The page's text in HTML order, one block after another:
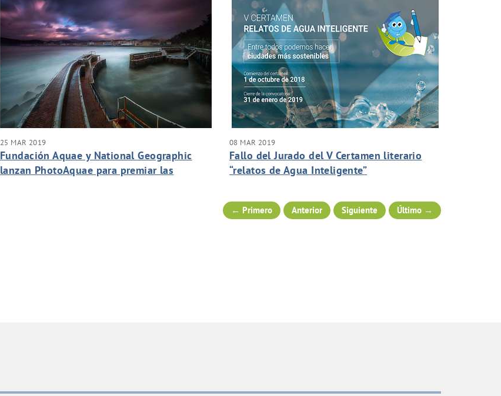
25 MAR 2019
Fundación Aquae y National Geographic
lanzan PhotoAquae para premiar las
08 MAR 2019
Fallo del Jurado del V Certamen literario
“relatos de Agua Inteligente”
← Primero Anterior Siguiente Último →